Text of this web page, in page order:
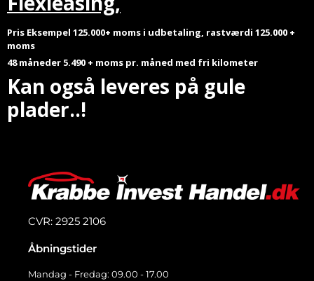
Pris Eksempel 125.000+ moms i udbetaling, rastværdi 125.000 +
moms
48 måneder 5.490 + moms pr. måned med fri kilometer
Kan også leveres på gule
plader..!
CVR: 2925 2106
Åbningstider
Mandag - Fredag: 09.00 - 17.00